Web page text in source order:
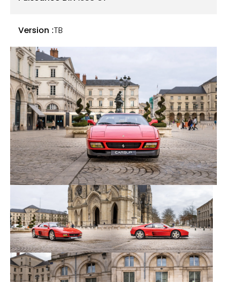
Version :TB